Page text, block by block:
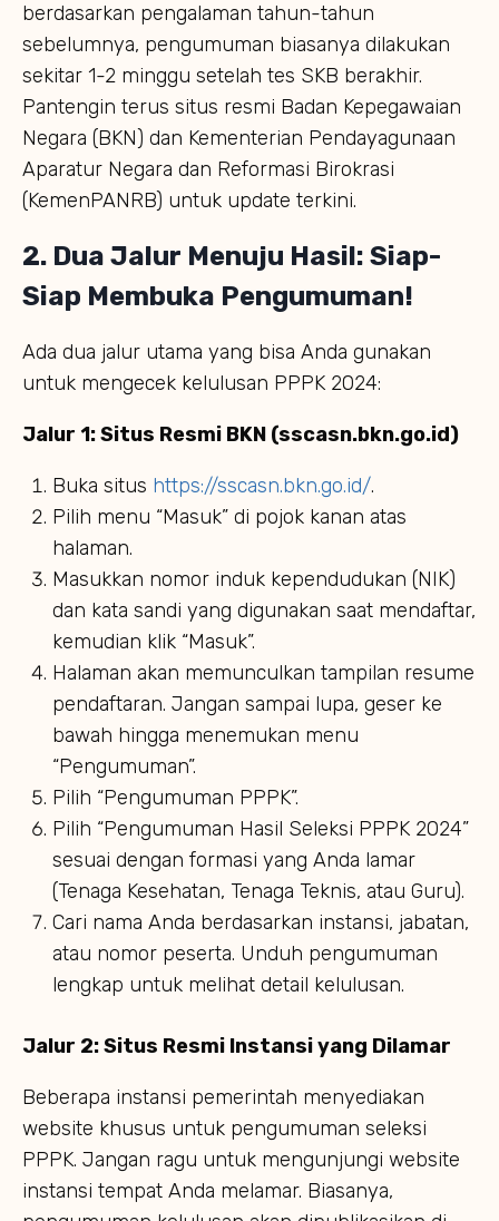
berdasarkan pengalaman tahun-tahun
sebelumnya, pengumuman biasanya dilakukan
sekitar 1-2 minggu setelah tes SKB berakhir.
Pantengin terus situs resmi Badan Kepegawaian
Negara (BKN) dan Kementerian Pendayagunaan
Aparatur Negara dan Reformasi Birokrasi
(KemenPANRB) untuk update terkini.
2. Dua Jalur Menuju Hasil: Siap-
Siap Membuka Pengumuman!
Ada dua jalur utama yang bisa Anda gunakan
untuk mengecek kelulusan PPPK 2024:
Jalur 1: Situs Resmi BKN (sscasn.bkn.go.id)
Buka situs https://sscasn.bkn.go.id/.
Pilih menu “Masuk” di pojok kanan atas
halaman.
Masukkan nomor induk kependudukan (NIK)
dan kata sandi yang digunakan saat mendaftar,
kemudian klik “Masuk”.
Halaman akan memunculkan tampilan resume
pendaftaran. Jangan sampai lupa, geser ke
bawah hingga menemukan menu
“Pengumuman”.
Pilih “Pengumuman PPPK”.
Pilih “Pengumuman Hasil Seleksi PPPK 2024”
sesuai dengan formasi yang Anda lamar
(Tenaga Kesehatan, Tenaga Teknis, atau Guru).
Cari nama Anda berdasarkan instansi, jabatan,
atau nomor peserta. Unduh pengumuman
lengkap untuk melihat detail kelulusan.
Jalur 2: Situs Resmi Instansi yang Dilamar
Beberapa instansi pemerintah menyediakan
website khusus untuk pengumuman seleksi
PPPK. Jangan ragu untuk mengunjungi website
instansi tempat Anda melamar. Biasanya,